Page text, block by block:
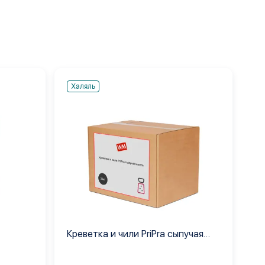
Халяль
Креветка и чили PriPra сыпучая